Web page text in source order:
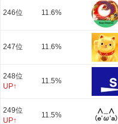
246位 11.6%
247位 11.6%
248位
UP↑
11.5%
249位
UP↑
11.5%